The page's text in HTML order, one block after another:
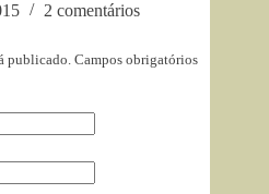
2 comentários
publicado. Campos obrigatórios